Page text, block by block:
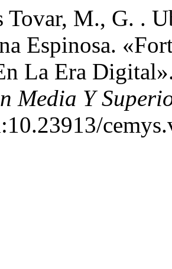
Tovar, M., G. .
Espinosa.
La Era
Media Y